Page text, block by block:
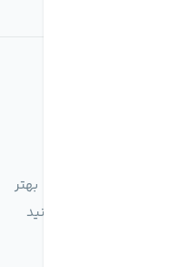
برای ارایه خدمات بهتر